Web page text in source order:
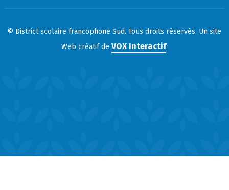
© District scolaire francophone Sud. Tous droits réservés. Un site
Web créatif de VOX Interactif.